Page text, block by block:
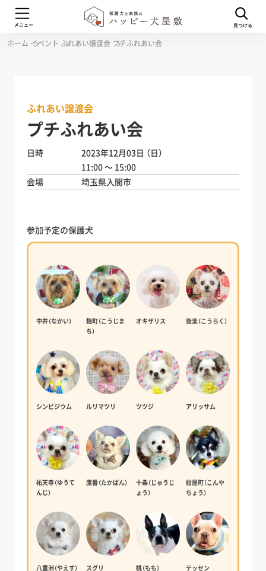
ホーム イベント ふれあい譲渡会 プチふれあい会
ふれあい譲渡会
プチふれあい会
日時 2023年12月03日 （日）
11:00 ～ 15:00
会場
埼玉県入間市
参加予定の保護犬
中井（なかい）
麹町（こうじま
ち）
オキザリス 後楽（こうらく）
シンビジウム ルリマツリ ツツジ アリッサム
祐天寺（ゆうて
んじ）
鷹番（たかばん）
十条（じゅうじ
ょう）
紺屋町（こんや
ちょう）
八重洲（やえす） スグリ 桃（もも） テッセン